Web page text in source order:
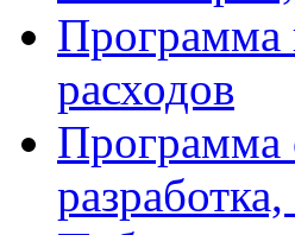
Программа
расходов
Программа